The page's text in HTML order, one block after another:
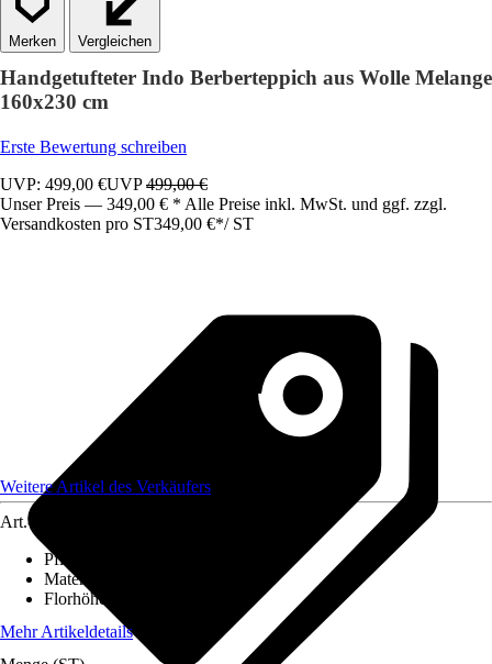
Vergleichen
Handgetufteter Indo Berberteppich aus Wolle Melange
160x230 cm
Erste Bewertung schreiben
UVP: 499,00 €UVP499,00 €
Unser Preis — 349,00 € * Alle Preise inkl. MwSt. und ggf. zzgl.
Versandkosten pro ST349,00 €*/ ST
Weitere Artikel des Verkäufers
Art.-Nr.
Pflegehinweis
Material
Florhöhe (ca.)
Mehr Artikeldetails